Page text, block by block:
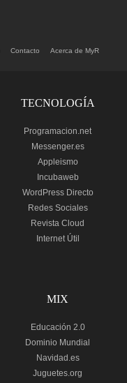
Contacto Acerca de MyR
TECNOLOGÍA
Programacion.net
Messenger.es
Appleismo
Incubaweb
WordPress Directo
Redes Sociales
Revista Cloud
Internet Útil
MIX
Educación 2.0
Dominio Mundial
Navidad.es
Juguetes.org